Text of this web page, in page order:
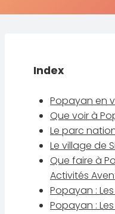
Index
Popayan en
Que voir à
Le parc
Le village de
Que faire à
Activités
Popayan :
Popayan :